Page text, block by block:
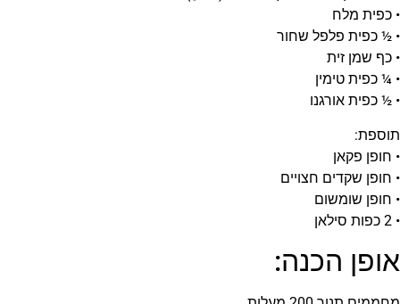
• כפית מלח
• ½ כפית פלפל שחור
• כף שמן זית
• ¼ כפית טימין
• ½ כפית אורגנו
תוספת:
• חופן פקאן
• חופן שקדים חצויים
• חופן שומשום
• 2 כפות סילאן
אופן הכנה: